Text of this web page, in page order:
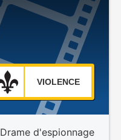
VIOLENCE
Drame d'espionnage